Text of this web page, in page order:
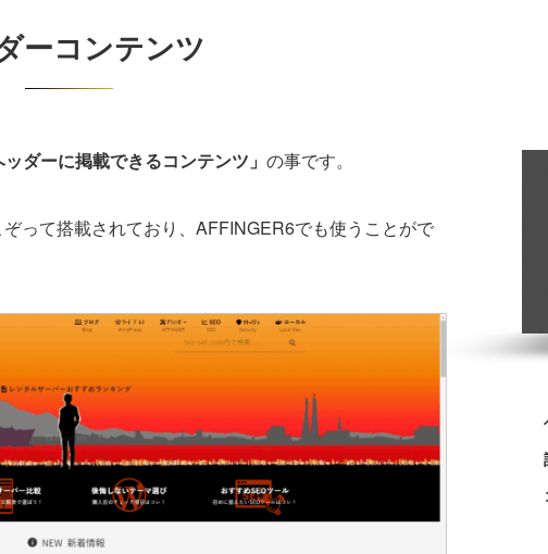
ーコンテンツ
ッダーに掲載できるコンテンツ」 の事です。
って搭載されており、AFFINGER6でも使うことがで